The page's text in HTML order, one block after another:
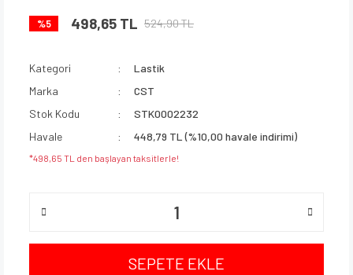
%5 498,65 TL 524,90 TL
Kategori
Lastik
Marka
CST
Stok Kodu
STK0002232
Havale
448,79 TL (%10,00 havale indirimi)
*498,65 TL den başlayan taksitlerle!
SEPETE EKLE